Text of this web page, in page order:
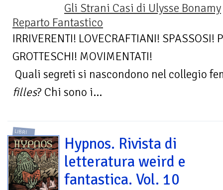
Gli Strani Casi di Ulysse Bonamy
Reparto Fantastico
IRRIVERENTI! LOVECRAFTIANI! SPASSOSI!
GROTTESCHI! MOVIMENTATI!
Quali segreti si nascondono nel collegio
filles? Chi sono i...
LIBRI
Hypnos. Rivista di
letteratura weird e
fantastica. Vol. 10